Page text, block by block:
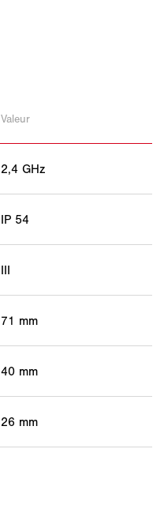
Valeur
2,4 GHz
IP 54
III
71 mm
40 mm
26 mm